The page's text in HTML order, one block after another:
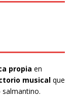
propia en
musical que